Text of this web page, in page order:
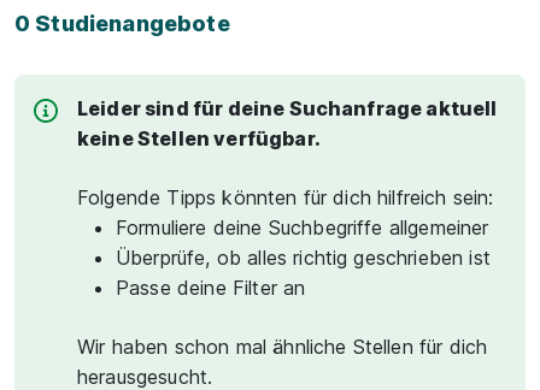
0 Studienangebote
Leider sind für deine Suchanfrage aktuell
keine Stellen verfügbar.
Folgende Tipps könnten für dich hilfreich sein:
Formuliere deine Suchbegriffe allgemeiner
Überprüfe, ob alles richtig geschrieben ist
Passe deine Filter an
Wir haben schon mal ähnliche Stellen für dich
herausgesucht.